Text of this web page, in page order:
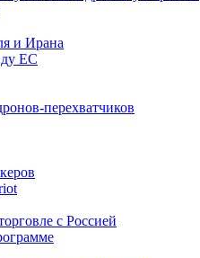
и Ирана
ЕС
перехватчиков
с Россией